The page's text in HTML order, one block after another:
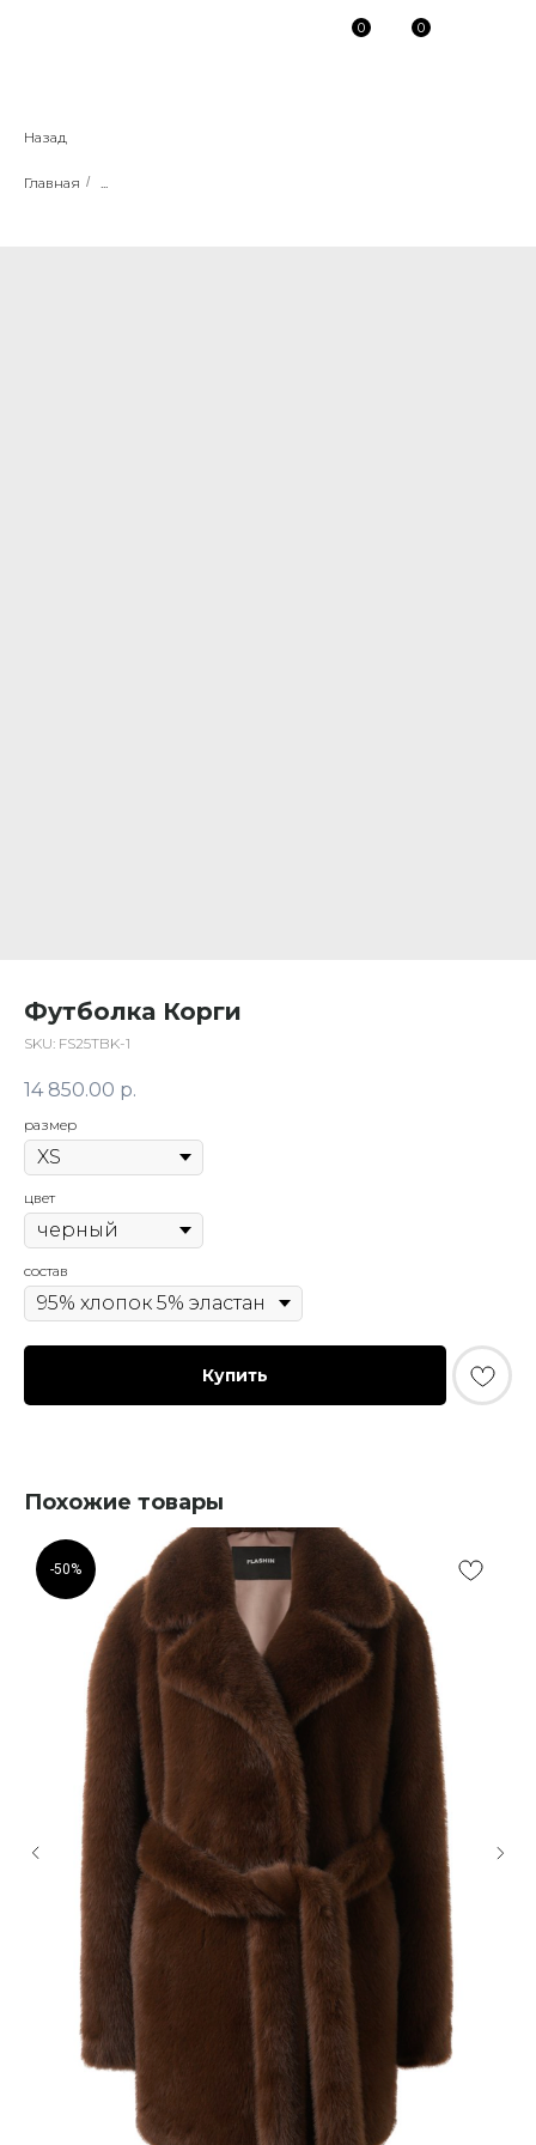
Назад
Главная / ...
Футболка Корги
SKU: FS25TBK-1
14 850.00 р.
размер
цвет
состав
Купить
Похожие товары
-50%
© FLASHIN 2011-2026
Terms & Conditions
Privacy Policy
Shipping & Payment Info
Return Policy
About Us
+7 (964) 560-04-01
team@flashin.store
Contacts
Meta Platforms Inc. (владелец Instagram) признана
экстремистской организацией и запрещена в РФ.